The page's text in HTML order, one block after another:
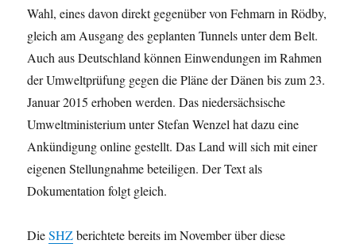
Wahl, eines davon direkt gegenüber von Fehmarn in Rödby,
gleich am Ausgang des geplanten Tunnels unter dem Belt.
Auch aus Deutschland können Einwendungen im Rahmen
der Umweltprüfung gegen die Pläne der Dänen bis zum 23.
Januar 2015 erhoben werden. Das niedersächsische
Umweltministerium unter Stefan Wenzel hat dazu eine
Ankündigung online gestellt. Das Land will sich mit einer
eigenen Stellungnahme beteiligen. Der Text als
Dokumentation folgt gleich.
DieSHZberichtete bereits im November über diese